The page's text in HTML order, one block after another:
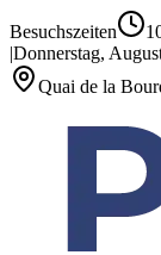
Besuchszeiten
|Donnerstag,
Quai de la